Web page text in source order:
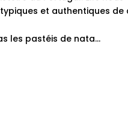
et authentiques de
les pastéis de nata…